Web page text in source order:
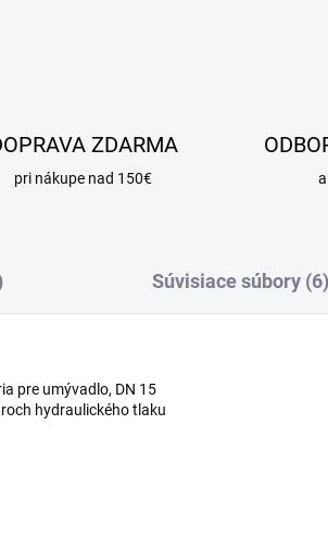
ZDARMA
pri nákupe nad 150€
Súvisiace súbory (6)
pre umývadlo, DN 15
hydraulického tlaku